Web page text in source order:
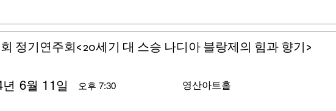
정기연주회<20세기 대 스승 나디아 블랑제의 힘과 향기>
오후 7:30
년 6월 11일 영산아트홀